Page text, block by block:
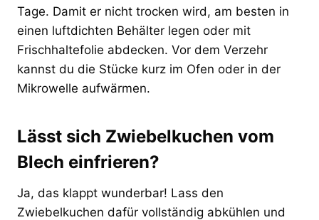
Tage. Damit er nicht trocken wird, am besten in
einen luftdichten Behälter legen oder mit
Frischhaltefolie abdecken. Vor dem Verzehr
kannst du die Stücke kurz im Ofen oder in der
Mikrowelle aufwärmen.
Lässt sich Zwiebelkuchen vom
Blech einfrieren?
Ja, das klappt wunderbar! Lass den
Zwiebelkuchen dafür vollständig abkühlen und